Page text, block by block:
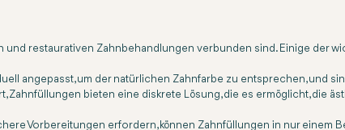
und restaurativen Zahnbehandlungen verbunden sind. Einige der
angepasst, um der natürlichen Zahnfarbe zu entsprechen, und
bieten eine diskrete Lösung, die es ermöglicht, die
Vorbereitungen erfordern, können Zahnfüllungen in nur einem